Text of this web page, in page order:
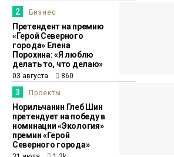
Проекты
промышленной
науке 16 лет
13:14
28 июля
Норильчанин
Максим Коптелов
мечтает о
собственной
тренировочной
для силового
2 Бизнес
Претендент на премию
«Герой Северного
города» Елена
Порохина: «Я люблю
делать то, что делаю»
03 августа 860
3 Проекты
Норильчанин Глеб Шин
претендует на победу в
номинации «Экология»
премии «Герой
Северного города»